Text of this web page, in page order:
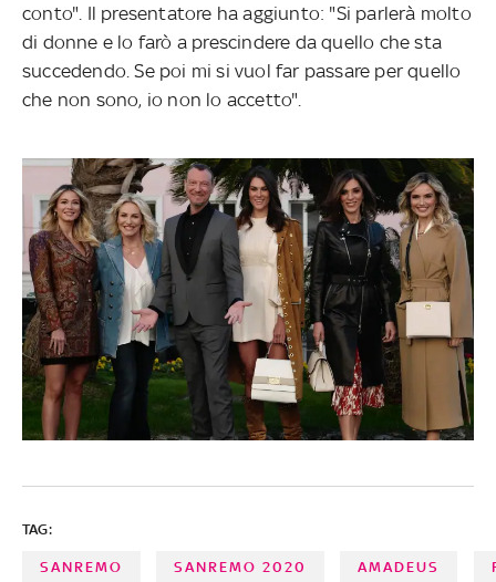
conto". Il presentatore ha aggiunto: "Si parlerà molto
di donne e lo farò a prescindere da quello che sta
succedendo. Se poi mi si vuol far passare per quello
che non sono, io non lo accetto".
TAG:
SANREMO SANREMO 2020 AMADEUS